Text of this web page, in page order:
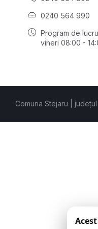
0240 564 990
Program de
vineri 08:00 -
Comuna Stejaru |